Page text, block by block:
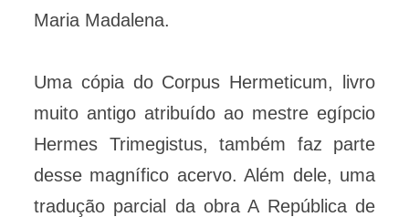
Maria Madalena.
Uma cópia do Corpus Hermeticum, livro
muito antigo atribuído ao mestre egípcio
Hermes Trimegistus, também faz parte
desse magnífico acervo. Além dele, uma
tradução parcial da obra A República de